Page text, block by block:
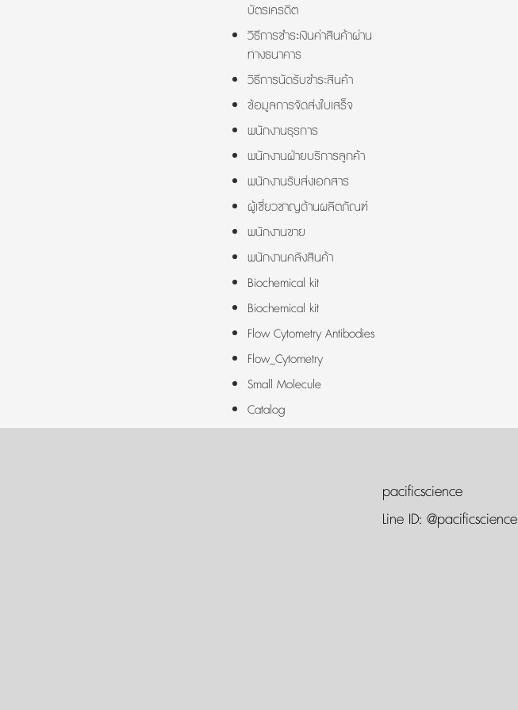
บัตรเครดิต
วิธีการชำระเงินค่าสินค้าผ่าน
ทางธนาคาร
วิธีการนัดรับชำระสินค้า
ข้อมูลการจัดส่งใบเสร็จ
พนักงานธุรการ
พนักงานฝ่ายบริการลูกค้า
พนักงานรับส่งเอกสาร
ผู้เชี่ยวชาญด้านผลิตภัณฑ์
พนักงานขาย
พนักงานคลังสินค้า
Biochemical kit
Biochemical kit
Flow Cytometry Antibodies
Flow_Cytometry
Small Molecule
Catalog
pacificscience
Line ID: @pacificscience